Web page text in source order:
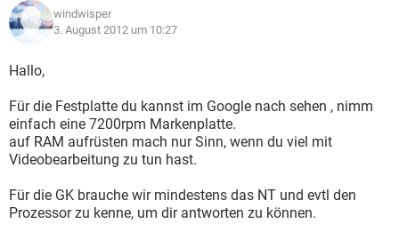
windwisper
3. August 2012 um 10:27
Hallo,
Für die Festplatte du kannst im Google nach sehen , nimm
einfach eine 7200rpm Markenplatte.
auf RAM aufrüsten mach nur Sinn, wenn du viel mit
Videobearbeitung zu tun hast.
Für die GK brauche wir mindestens das NT und evtl den
Prozessor zu kenne, um dir antworten zu können.